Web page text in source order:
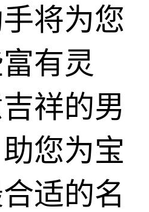
将为您
有灵
祥的男
您为宝
适的名